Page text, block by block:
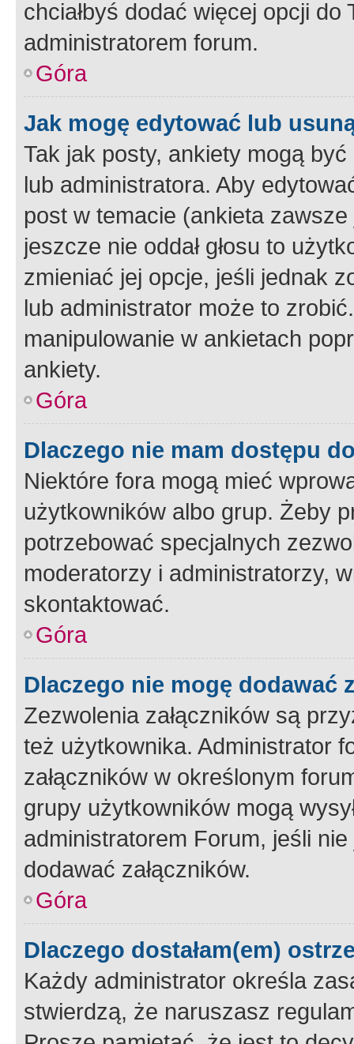
chciałbyś dodać więcej opcji
administratorem forum.
Góra
Jak mogę edytować lub
Tak jak posty, ankiety mogą
lub administratora. Aby
post w temacie (ankieta
jeszcze nie oddał głosu to
zmieniać jej opcje, jeśli jednak
lub administrator może to
manipulowanie w ankietach
ankiety.
Góra
Dlaczego nie mam dostępu
Niektóre fora mogą mieć
użytkowników albo grup. Żeby
potrzebować specjalnych
moderatorzy i administratorzy,
skontaktować.
Góra
Dlaczego nie mogę dodawać
Zezwolenia załączników są
też użytkownika. Administrator
załączników w określonym
grupy użytkowników mogą
administratorem Forum, jeśli
dodawać załączników.
Góra
Dlaczego dostałam(em)
Każdy administrator określa
stwierdzą, że naruszasz